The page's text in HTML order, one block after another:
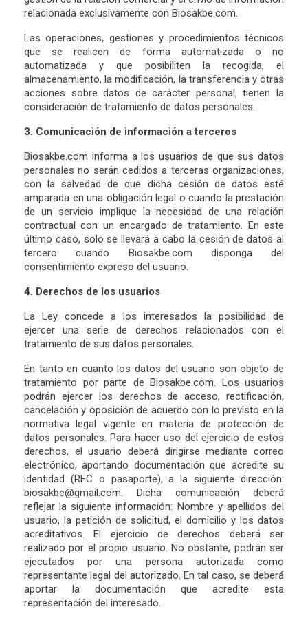
relacionada exclusivamente con Biosakbe.com.
Las operaciones, gestiones y procedimientos técnicos
que se realicen de forma automatizada o no
automatizada y que posibiliten la recogida, el
almacenamiento, la modificación, la transferencia y otras
acciones sobre datos de carácter personal, tienen la
consideración de tratamiento de datos personales.
3. Comunicación de información a terceros
Biosakbe.com informa a los usuarios de que sus datos
personales no serán cedidos a terceras organizaciones,
con la salvedad de que dicha cesión de datos esté
amparada en una obligación legal o cuando la prestación
de un servicio implique la necesidad de una relación
contractual con un encargado de tratamiento. En este
último caso, solo se llevará a cabo la cesión de datos al
tercero cuando Biosakbe.com disponga del
consentimiento expreso del usuario.
4. Derechos de los usuarios
La Ley concede a los interesados la posibilidad de
ejercer una serie de derechos relacionados con el
tratamiento de sus datos personales.
En tanto en cuanto los datos del usuario son objeto de
tratamiento por parte de Biosakbe.com. Los usuarios
podrán ejercer los derechos de acceso, rectificación,
cancelación y oposición de acuerdo con lo previsto en la
normativa legal vigente en materia de protección de
datos personales. Para hacer uso del ejercicio de estos
derechos, el usuario deberá dirigirse mediante correo
electrónico, aportando documentación que acredite su
identidad (RFC o pasaporte), a la siguiente dirección:
biosakbe@gmail.com. Dicha comunicación deberá
reflejar la siguiente información: Nombre y apellidos del
usuario, la petición de solicitud, el domicilio y los datos
acreditativos. El ejercicio de derechos deberá ser
realizado por el propio usuario. No obstante, podrán ser
ejecutados por una persona autorizada como
representante legal del autorizado. En tal caso, se deberá
aportar la documentación que acredite esta
representación del interesado.